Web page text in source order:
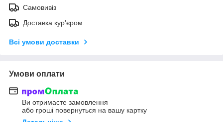
Самовивіз
Доставка кур'єром
Всі умови доставки
Умови оплати
Ви отримаєте замовлення
або гроші повернуться на вашу картку